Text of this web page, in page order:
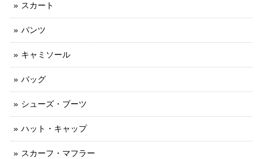
スカート
パンツ
キャミソール
バッグ
シューズ・ブーツ
ハット・キャップ
スカーフ・マフラー